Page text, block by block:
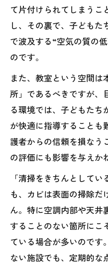
て片付けられてしまうこ
し、その裏で、子どもた
で波及する“空気の質の
のです。
また、教室という空間は
所」であるべきですが、
る環境では、子どもたち
が快適に指導することも
護者からの信頼を損なう
の評価にも影響を与えか
「清掃をきちんとして
も、カビは表面の掃除だ
ん。特に空調内部や天井
することのない箇所にこ
ている場合が多いのです
ない施設でも、定期的な